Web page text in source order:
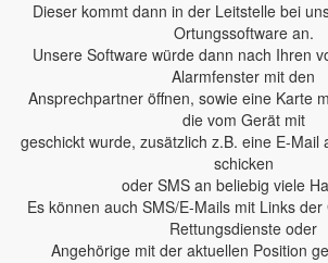
Dieser kommt dann in der Leitstelle bei
Ortungssoftware an.
Unsere Software würde dann nach Ihren
Alarmfenster mit den
Ansprechpartner öffnen, sowie eine Karte
die vom Gerät mit
geschickt wurde, zusätzlich z.B. eine E-Mail
schicken
oder SMS an beliebig viele
Es können auch SMS/E-Mails mit Links
Rettungsdienste oder
Angehörige mit der aktuellen Position